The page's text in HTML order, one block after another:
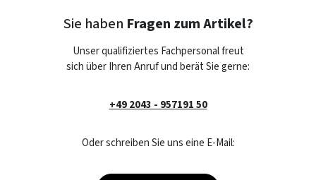
Sie haben Fragen zum Artikel?
Unser qualifiziertes Fachpersonal freut
sich über Ihren Anruf und berät Sie gerne:
+49 2043 - 957191 50
Oder schreiben Sie uns eine E-Mail: